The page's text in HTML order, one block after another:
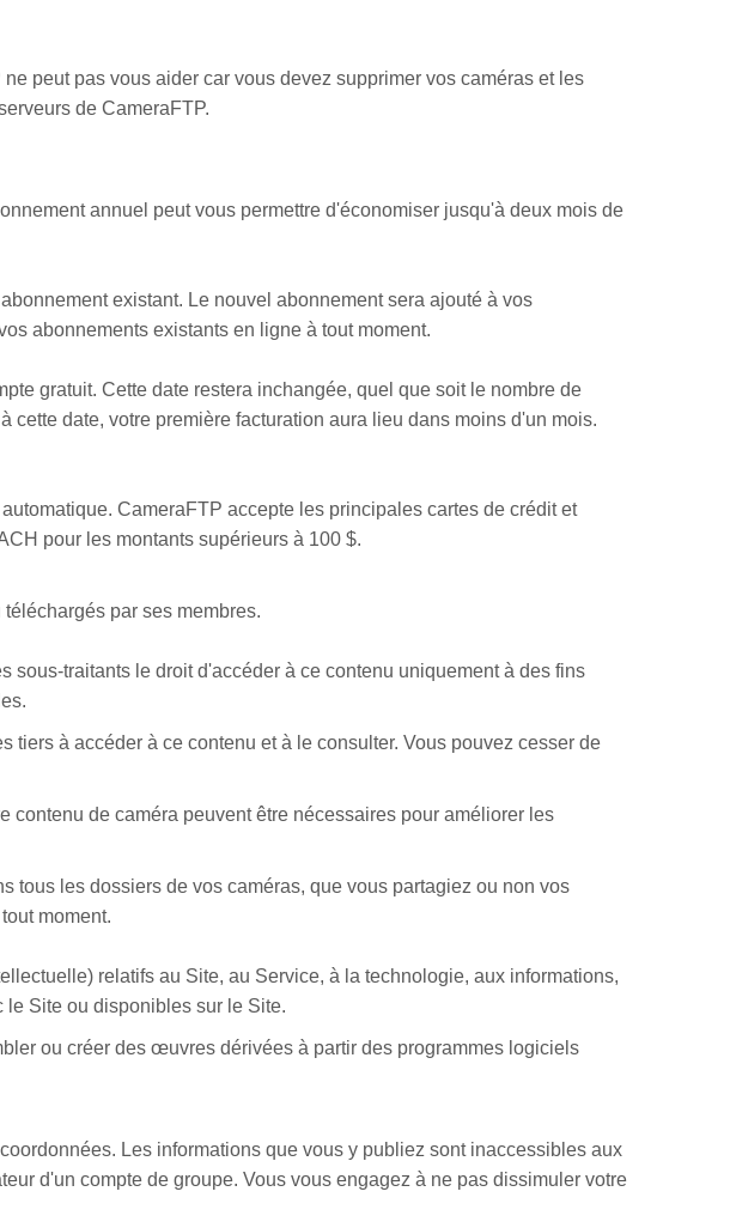
peut pas vous aider car vous devez supprimer vos caméras et les
de CameraFTP.
annuel peut vous permettre d'économiser jusqu'à deux mois de
existant. Le nouvel abonnement sera ajouté à vos
abonnements existants en ligne à tout moment.
gratuit. Cette date restera inchangée, quel que soit le nombre de
date, votre première facturation aura lieu dans moins d'un mois.
CameraFTP accepte les principales cartes de crédit et
pour les montants supérieurs à 100 $.
par ses membres.
sous-traitants le droit d'accéder à ce contenu uniquement à des fins
à accéder à ce contenu et à le consulter. Vous pouvez cesser de
contenu de caméra peuvent être nécessaires pour améliorer les
tous les dossiers de vos caméras, que vous partagiez ou non vos
moment.
relatifs au Site, au Service, à la technologie, aux informations,
Site ou disponibles sur le Site.
ou créer des œuvres dérivées à partir des programmes logiciels
Les informations que vous y publiez sont inaccessibles aux
d'un compte de groupe. Vous vous engagez à ne pas dissimuler votre